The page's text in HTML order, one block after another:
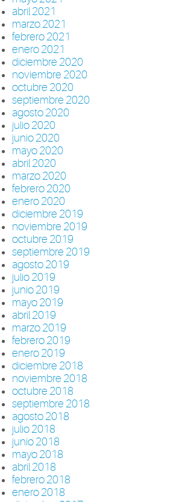
abril 2021
marzo 2021
febrero 2021
enero 2021
diciembre 2020
noviembre 2020
octubre 2020
septiembre 2020
agosto 2020
julio 2020
junio 2020
mayo 2020
abril 2020
marzo 2020
febrero 2020
enero 2020
diciembre 2019
noviembre 2019
octubre 2019
septiembre 2019
agosto 2019
julio 2019
junio 2019
mayo 2019
abril 2019
marzo 2019
febrero 2019
enero 2019
diciembre 2018
noviembre 2018
octubre 2018
septiembre 2018
agosto 2018
julio 2018
junio 2018
mayo 2018
abril 2018
febrero 2018
enero 2018